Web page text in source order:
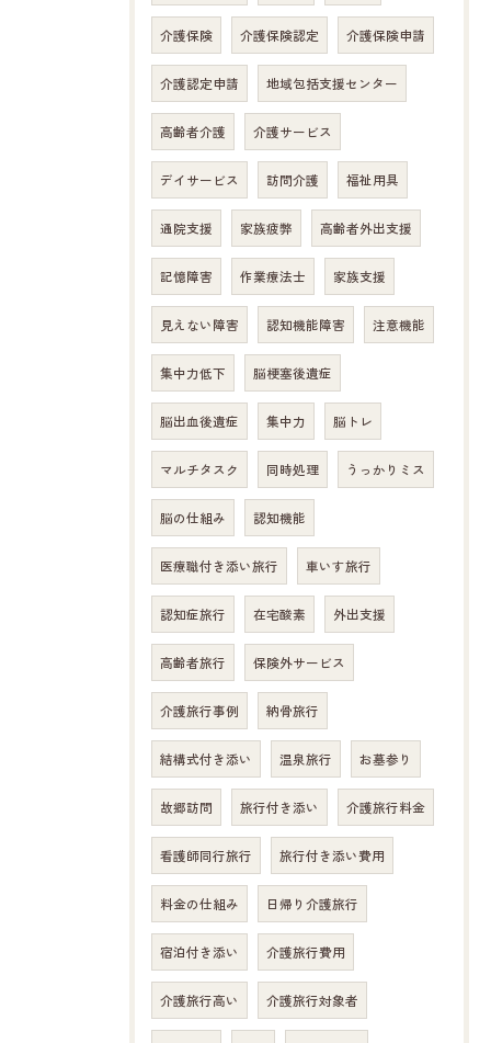
介護保険 介護保険認定 介護保険申請
介護認定申請 地域包括支援センター
高齢者介護 介護サービス
デイサービス 訪問介護 福祉用具
通院支援 家族疲弊 高齢者外出支援
記憶障害 作業療法士 家族支援
見えない障害 認知機能障害 注意機能
集中力低下 脳梗塞後遺症
脳出血後遺症 集中力 脳トレ
マルチタスク 同時処理 うっかりミス
脳の仕組み 認知機能
医療職付き添い旅行 車いす旅行
認知症旅行 在宅酸素 外出支援
高齢者旅行 保険外サービス
介護旅行事例 納骨旅行
結構式付き添い 温泉旅行 お墓参り
故郷訪問 旅行付き添い 介護旅行料金
看護師同行旅行 旅行付き添い費用
料金の仕組み 日帰り介護旅行
宿泊付き添い 介護旅行費用
介護旅行高い 介護旅行対象者
お問い合わせはこちら